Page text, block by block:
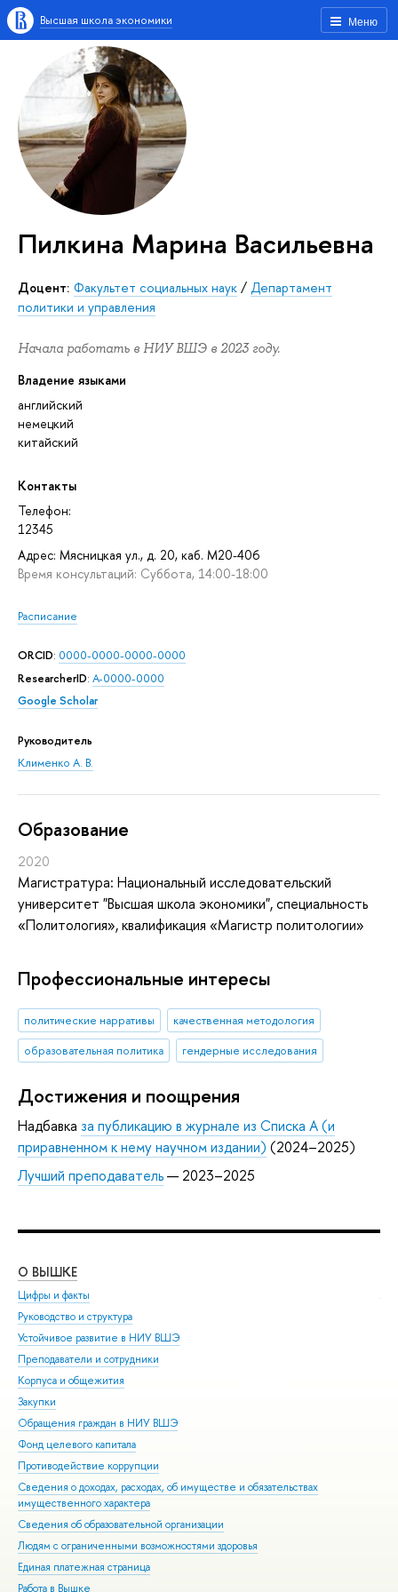
Меню
Высшая школа экономики
Пилкина Марина Васильевна
Доцент: Факультет социальных наук / Департамент
политики и управления
Начала работать в НИУ ВШЭ в 2023 году.
Владение языками
английский
немецкий
китайский
Контакты
Телефон:
12345
Адрес: Мясницкая ул., д. 20, каб. М20-406
Время консультаций: Суббота, 14:00-18:00
Расписание
ORCID: 0000-0000-0000-0000
ResearcherID: A-0000-0000
Google Scholar
Руководитель
Клименко А. В.
Oбразование
2020
Магистратура: Национальный исследовательский
университет "Высшая школа экономики", специальность
«Политология», квалификация «Магистр политологии»
Профессиональные интересы
политические нарративы
качественная методология
образовательная политика
гендерные исследования
Достижения и поощрения
Надбавка за публикацию в журнале из Списка А (и
приравненном к нему научном издании) (2024–2025)
Лучший преподаватель— 2023–2025
О ВЫШКЕ
Цифры и факты
Руководство и структура
Устойчивое развитие в НИУ ВШЭ
Преподаватели и сотрудники
Корпуса и общежития
Закупки
Обращения граждан в НИУ ВШЭ
Фонд целевого капитала
Противодействие коррупции
Сведения о доходах, расходах, об имуществе и обязательствах
имущественного характера
Сведения об образовательной организации
Людям с ограниченными возможностями здоровья
Единая платежная страница
Работа в Вышке